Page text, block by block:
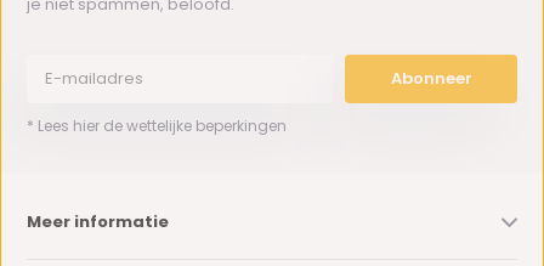
Abonneer
* Lees hier de wettelijke beperkingen
Meer informatie